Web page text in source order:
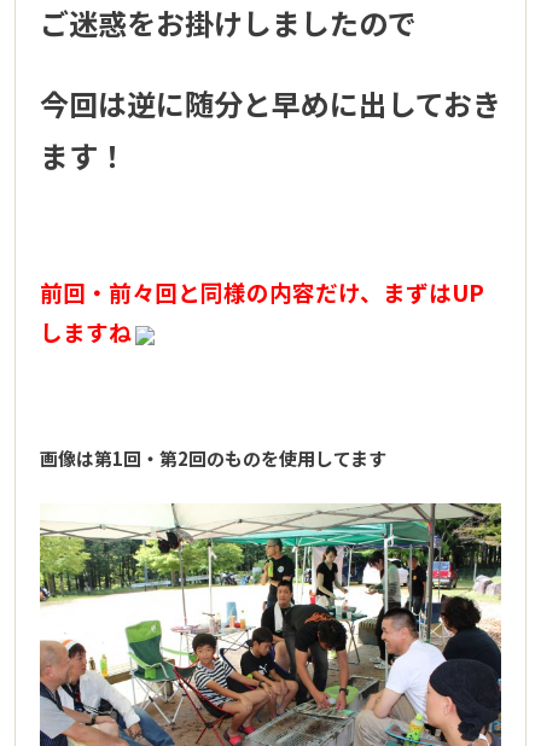
ご迷惑をお掛けしましたので
今回は逆に随分と早めに出しておき
ます！
前回・前々回と同様の内容だけ、まずはUP
しますね
画像は第1回・第2回のものを使用してます